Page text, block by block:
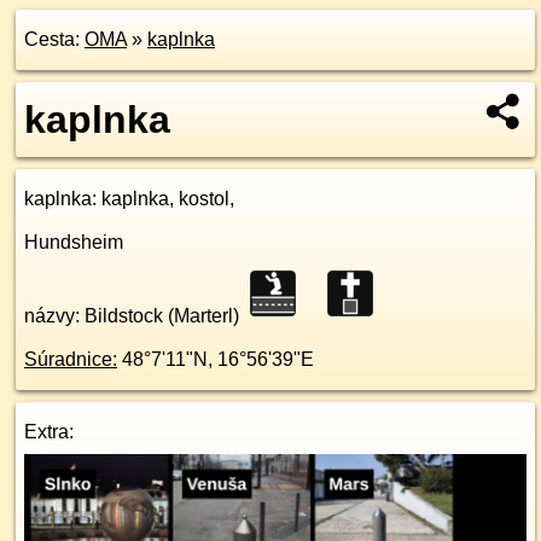
Cesta: OMA» kaplnka
kaplnka
kaplnka: kaplnka, kostol,
Hundsheim
názvy: Bildstock (Marterl)
Súradnice: 48°7'11"N , 16°56'39"E
Extra: